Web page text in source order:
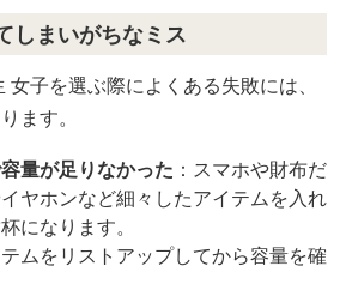
しまいがちなミス
子を選ぶ際によくある失敗には、
ます。
量が足りなかった ：スマホや財布だ
ヤホンなど細々したアイテムを入れ
になります。
ムをリストアップしてから容量を確